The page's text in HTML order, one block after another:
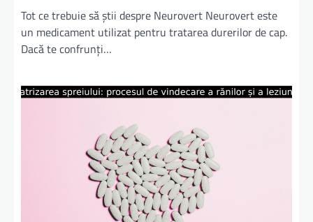
Tot ce trebuie să știi despre Neurovert Neurovert este
un medicament utilizat pentru tratarea durerilor de cap.
Dacă te confrunți…